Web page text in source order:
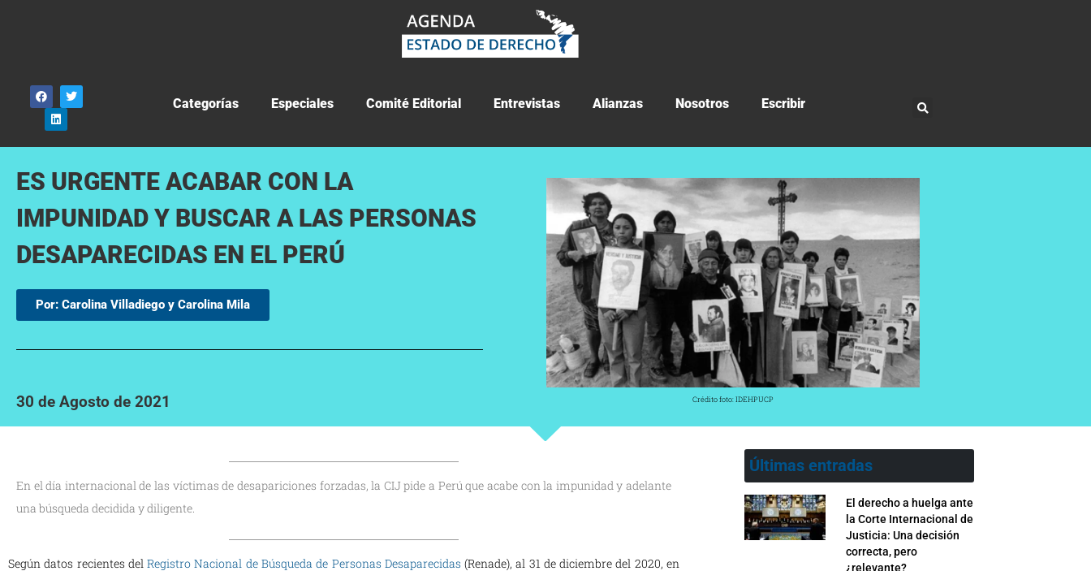
Categorías Especiales Comité Editorial Entrevistas Alianzas Nosotros Escribir
ES URGENTE ACABAR CON LA
IMPUNIDAD Y BUSCAR A LAS PERSONAS
DESAPARECIDAS EN EL PERÚ
Por: Carolina Villadiego y Carolina Mila
30 de Agosto de 2021 Crédito foto: IDEHPUCP
En el día internacional de las víctimas de desapariciones forzadas, la CIJ pide a Perú que acabe con la impunidad y adelante
una búsqueda decidida y diligente.
Según datos recientes del Registro Nacional de Búsqueda de Personas Desaparecidas (Renade), al 31 de diciembre del 2020, en
Últimas entradas
El derecho a huelga ante
la Corte Internacional de
Justicia: Una decisión
correcta, pero
¿relevante?